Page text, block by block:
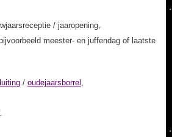
/ jaaropening,
meester- en juffendag of laatste
/ oudejaarsborrel ,